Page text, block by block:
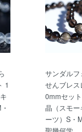
1
サンダルフ
せんブレス
0mmセッ
晶（スモー
ーツ）S